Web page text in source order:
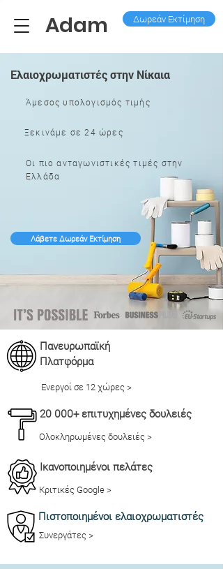
Adam Δωρεάν Εκτίμηση
Ελαιοχρωματιστές στην Νίκαια
Άμεσος υπολογισμός τιμής
Ξεκινάμε σε 24 ώρες
Οι πιο ανταγωνιστικές τιμές στην
Ελλάδα
Λάβετε Δωρεάν Εκτίμηση
Πανευρωπαϊκή
Πλατφόρμα
Ενεργοί σε 12 χώρες >
20 000+ επιτυχημένες δουλειές
Ολοκληρωμένες δουλειές >
Ικανοποιημένοι πελάτες
Κριτικές Google >
Πιστοποιημένοι ελαιοχρωματιστές
Συνεργάτες >